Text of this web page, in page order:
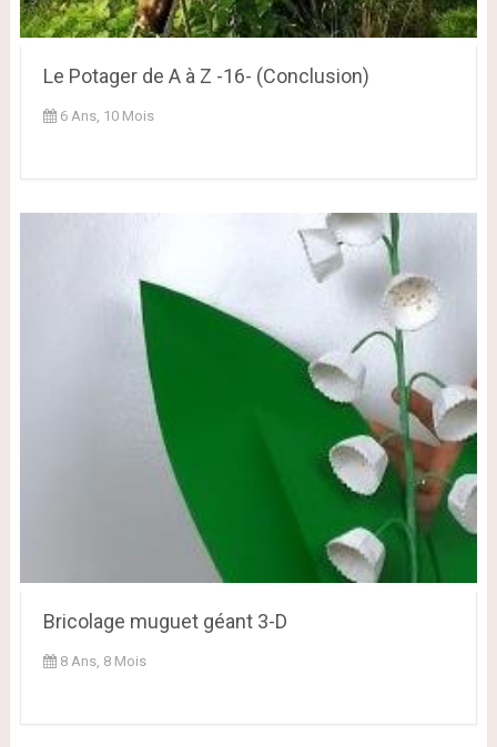
Le Potager de A à Z -16- (Conclusion)
6 Ans, 10 Mois
Bricolage muguet géant 3-D
8 Ans, 8 Mois